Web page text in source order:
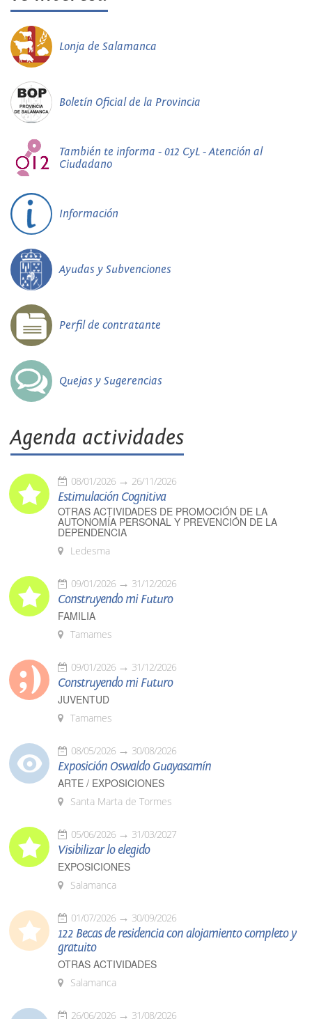
Lonja de Salamanca
Boletín Oficial de la Provincia
También te informa - 012 CyL - Atención al
Ciudadano
Información
Ayudas y Subvenciones
Perfil de contratante
Quejas y Sugerencias
Agenda actividades
08/01/2026 26/11/2026
Estimulación Cognitiva
OTRAS ACTIVIDADES DE PROMOCIÓN DE LA
AUTONOMÍA PERSONAL Y PREVENCIÓN DE LA
DEPENDENCIA
Ledesma
09/01/2026 31/12/2026
Construyendo mi Futuro
FAMILIA
Tamames
09/01/2026 31/12/2026
Construyendo mi Futuro
JUVENTUD
Tamames
08/05/2026 30/08/2026
Exposición Oswaldo Guayasamín
ARTE / EXPOSICIONES
Santa Marta de Tormes
05/06/2026 31/03/2027
Visibilizar lo elegido
EXPOSICIONES
Salamanca
01/07/2026 30/09/2026
122 Becas de residencia con alojamiento completo y
gratuito
OTRAS ACTIVIDADES
Salamanca
26/06/2026 31/08/2026